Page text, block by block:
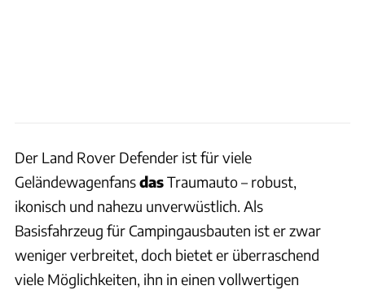
Der Land Rover Defender ist für viele
GeländewagenfansdasTraumauto – robust,
ikonisch und nahezu unverwüstlich. Als
Basisfahrzeug für Campingausbauten ist er zwar
weniger verbreitet, doch bietet er überraschend
viele Möglichkeiten, ihn in einen vollwertigen